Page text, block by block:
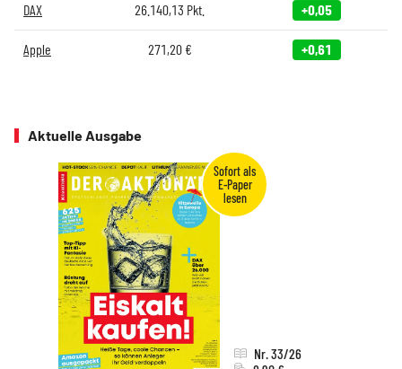
DAX 26.140,13 Pkt. +0,05
Apple 271,20€ +0,61
Aktuelle Ausgabe
Nr. 33/26